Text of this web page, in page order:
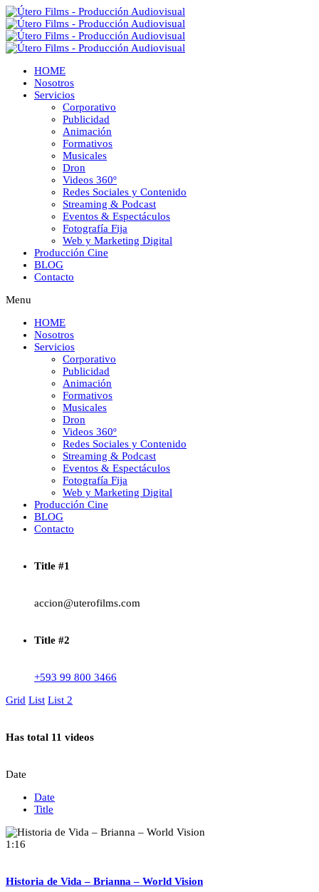
HOME
Nosotros
Servicios
Corporativo
Publicidad
Animación
Formativos
Musicales
Dron
Videos 360º
Redes Sociales y Contenido
Streaming & Podcast
Eventos & Espectáculos
Fotografía Fija
Web y Marketing Digital
Producción Cine
BLOG
Contacto
Menu
HOME
Nosotros
Servicios
Corporativo
Publicidad
Animación
Formativos
Musicales
Dron
Videos 360º
Redes Sociales y Contenido
Streaming & Podcast
Eventos & Espectáculos
Fotografía Fija
Web y Marketing Digital
Producción Cine
BLOG
Contacto
Title #1
accion@uterofilms.com
Title #2
+593 99 800 3466
Grid List List 2
Has total 11 videos
Date
Date
Title
1:16
Historia de Vida – Brianna – World Vision